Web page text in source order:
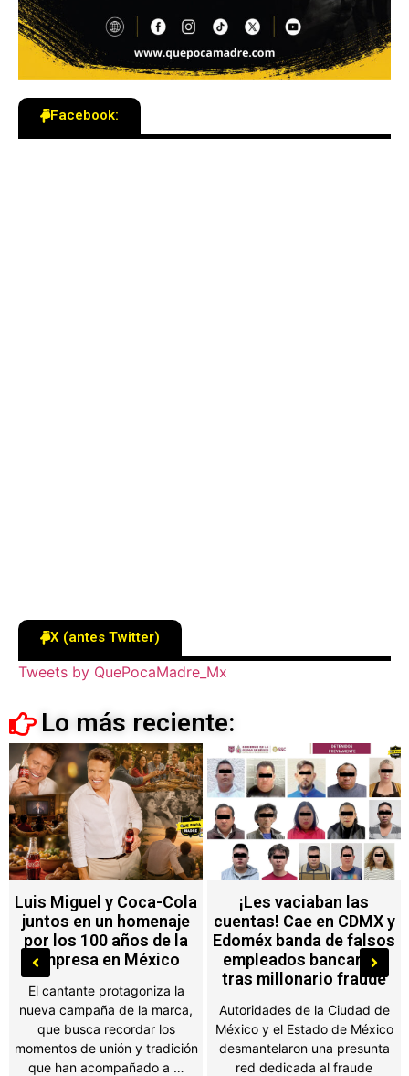
Facebook:
X (antes Twitter)
Tweets by QuePocaMadre_Mx
Lo más reciente:
¡Les vaciaban las
cuentas! Cae en CDMX y
Edoméx banda de falsos
empleados bancarios
tras millonario fraude
Autoridades de la Ciudad de
México y el Estado de México
desmantelaron una presunta
red dedicada al fraude
¡Caen “Los Jockes”! Les
clavan 70 años de
cárcel por secuestrar a
madre e hija en Toluca
del Estado de México obtuvo
sentencias condenatorias
contra seis integrantes de una
organización criminal conocida